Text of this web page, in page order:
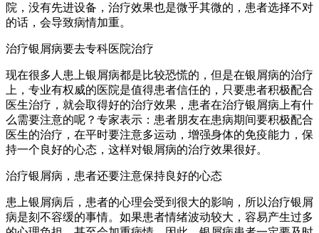
院，没有先进设备，治疗效果也是微乎其微的，患者选择不对
的话，会导致病情加重。
治疗银屑病要去专科医院治疗
现在很多人患上银屑病都是比较恐慌的，但是在银屑病的治疗
上，专业有权威的医院是值得患者信任的，只要患者积极配合
医生治疗，就会取得好的治疗效果，患者在治疗银屑病上有什
么需要注意的呢？专家表示：患者朋友在患病期间要积极配合
医生的治疗，在平时要注意多运动，增强身体的免疫能力，保
持一个良好的心态，这样对银屑病的治疗效果很好。
治疗银屑病，患者还要注意保持良好的心态
患上银屑病后，患者的心理会受到很大的影响，所以治疗银屑
病是刻不容缓的事情。如果患者情绪波动较大，容易产生过多